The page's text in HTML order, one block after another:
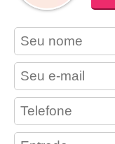
contact_name
contact_email
contact_phone